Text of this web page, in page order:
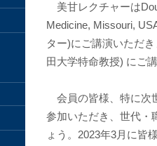
美甘レクチャーは
Medicine, Missouri,
ター)にご講演いただ
田大学特命教授) にご
会員の皆様、特に次
参加いただき、世代・
ょう。2023年3月に皆